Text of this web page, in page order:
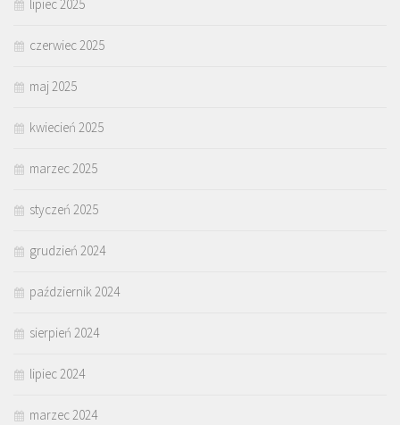
lipiec 2025
czerwiec 2025
maj 2025
kwiecień 2025
marzec 2025
styczeń 2025
grudzień 2024
październik 2024
sierpień 2024
lipiec 2024
marzec 2024